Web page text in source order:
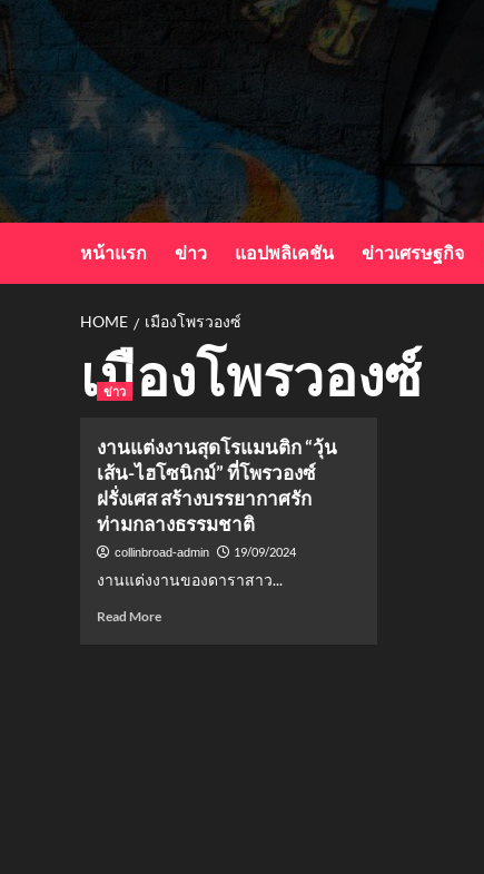
to
content
หน้าแรก ข่าว แอปพลิเคชัน ข่าวเศรษฐกิจ
HOME เมืองโพรวองซ์
เมืองโพรวองซ์
ข่าว
งานแต่งงานสุดโรแมนติก “วุ้น
เส้น-ไฮโซนิกม์” ที่โพรวองซ์
ฝรั่งเศส สร้างบรรยากาศรัก
ท่ามกลางธรรมชาติ
collinbroad-admin 19/09/2024
งานแต่งงานของดาราสาว...
Read MoreRead